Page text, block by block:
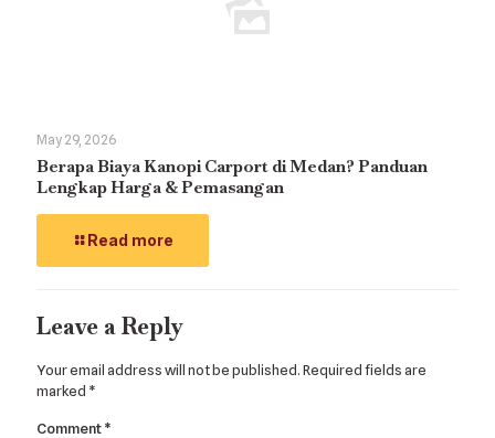
May 29, 2026
Berapa Biaya Kanopi Carport di Medan? Panduan
Lengkap Harga & Pemasangan
Read more
Leave a Reply
Your email address will not be published.Required fields are
marked *
Comment*